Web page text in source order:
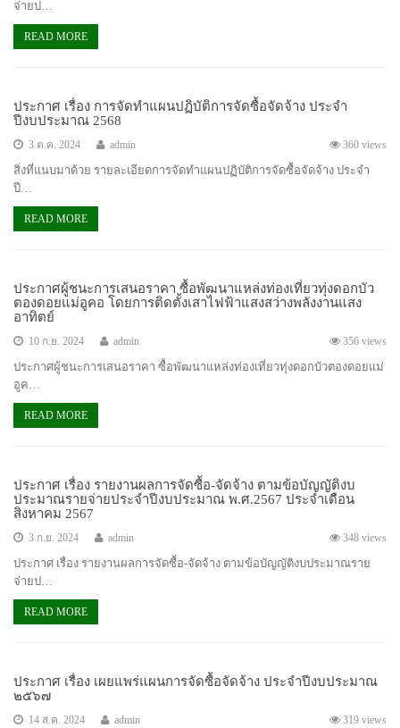
จ่ายป…
READ MORE
ประกาศ เรื่อง การจัดทำแผนปฏิบัติการจัดซื้อจัดจ้าง ประจำ
ปีงบประมาณ 2568
3 ต.ค. 2024 360 views
admin
สิ่งที่แนบมาด้วย รายละเอียดการจัดทำแผนปฏิบัติการจัดซื้อจัดจ้าง ประจำ
ปี…
READ MORE
ประกาศผู้ชนะการเสนอราคา ซื้อพัฒนาแหล่งท่องเที่ยวทุ่งดอกบัว
ตองดอยแม่อูคอ โดยการติดตั้งเสาไฟฟ้าแสงสว่างพลังงานแสง
อาทิตย์
10 ก.ย. 2024 356 views
admin
ประกาศผู้ชนะการเสนอราคา ซื้อพัฒนาแหล่งท่องเที่ยวทุ่งดอกบัวตองดอยแม่
อูค…
READ MORE
ประกาศ เรื่อง รายงานผลการจัดซื้อ-จัดจ้าง ตามข้อบัญญัติงบ
ประมาณรายจ่ายประจำปีงบประมาณ พ.ศ.2567 ประจำเดือน
สิงหาคม 2567
3 ก.ย. 2024 348 views
admin
ประกาศ เรื่อง รายงานผลการจัดซื้อ-จัดจ้าง ตามข้อบัญญัติงบประมาณราย
จ่ายป…
READ MORE
ประกาศ เรื่อง เผยแพร่แผนการจัดซื้อจัดจ้าง ประจำปีงบประมาณ
๒๕๖๗
14 ส.ค. 2024 319 views
admin